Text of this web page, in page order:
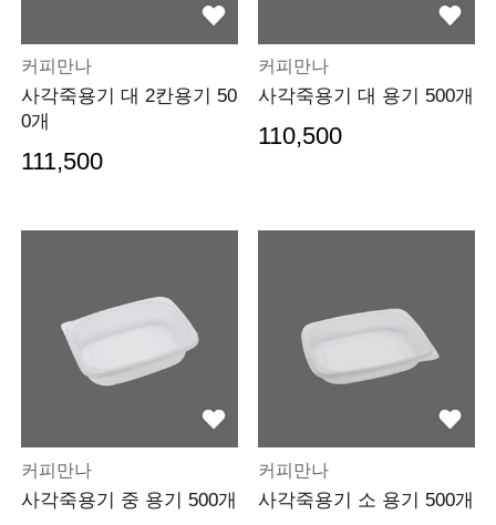
커피만나
사각죽용기 대 2칸용기 50
0개
111,500
커피만나
사각죽용기 대 용기 500개
110,500
커피만나
사각죽용기 중 용기 500개
커피만나
사각죽용기 소 용기 500개